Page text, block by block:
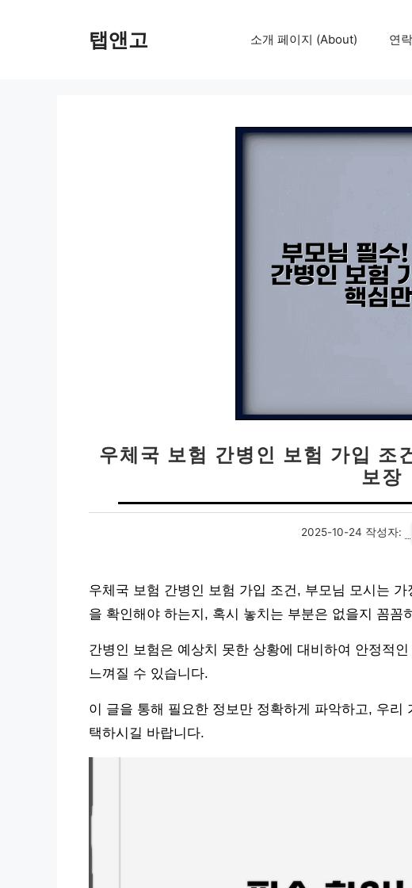
탭앤고 소개 페이지 (About) 연
우체국 보험 간병인 보험 가입 조
보장
2025-10-24 작성자:
우체국 보험 간병인 보험 가입 조건, 부모님 모시는
을 확인해야 하는지, 혹시 놓치는 부분은 없을지 꼼꼼
간병인 보험은 예상치 못한 상황에 대비하여 안정적
느껴질 수 있습니다.
이 글을 통해 필요한 정보만 정확하게 파악하고, 우리
택하시길 바랍니다.